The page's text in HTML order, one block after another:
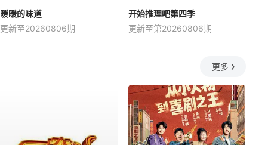
暖暖的味道
更新至20260806期
开始推理吧第四季
更新至第20260806期
更多